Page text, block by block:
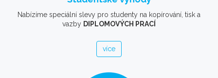
Nabízíme speciální slevy pro studenty na kopírování, tisk a
vazby DIPLOMOVÝCH PRACÍ
více